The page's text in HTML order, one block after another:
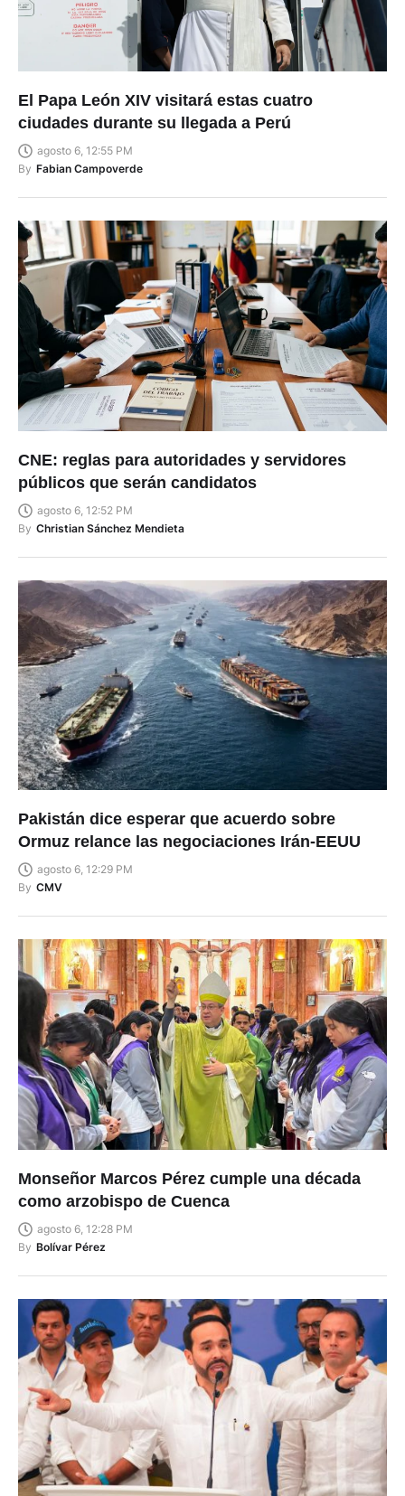
El Papa León XIV visitará estas cuatro
ciudades durante su llegada a Perú
agosto 6, 12:55 PM
By Fabian Campoverde
CNE: reglas para autoridades y servidores
públicos que serán candidatos
agosto 6, 12:52 PM
By Christian Sánchez Mendieta
Pakistán dice esperar que acuerdo sobre
Ormuz relance las negociaciones Irán-EEUU
agosto 6, 12:29 PM
By CMV
Monseñor Marcos Pérez cumple una década
como arzobispo de Cuenca
agosto 6, 12:28 PM
By Bolívar Pérez